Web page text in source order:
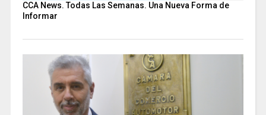
CCA News. Todas Las Semanas. Una Nueva Forma de
Informar